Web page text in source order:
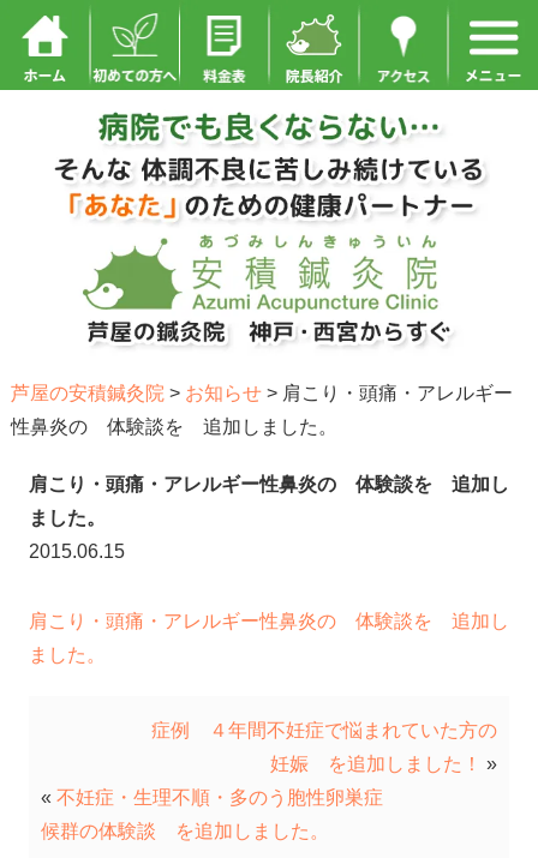
芦屋の安積鍼灸院 > お知らせ> 肩こり・頭痛・アレルギー
性鼻炎の 体験談を 追加しました。
肩こり・頭痛・アレルギー性鼻炎の 体験談を 追加し
ました。
2015.06.15
肩こり・頭痛・アレルギー性鼻炎の 体験談を 追加し
ました。
症例 ４年間不妊症で悩まれていた方の
妊娠 を追加しました！
»
« 不妊症・生理不順・多のう胞性卵巣症
候群の体験談 を追加しました。